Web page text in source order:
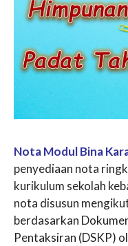
Nota Modul Bina
penyediaan nota
kurikulum sekolah
nota disusun
berdasarkan
Pentaksiran (DSKP)